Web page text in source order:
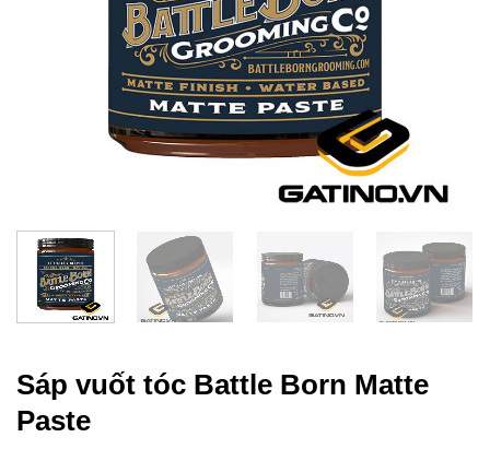
Sáp vuốt tóc Battle Born Matte
Paste